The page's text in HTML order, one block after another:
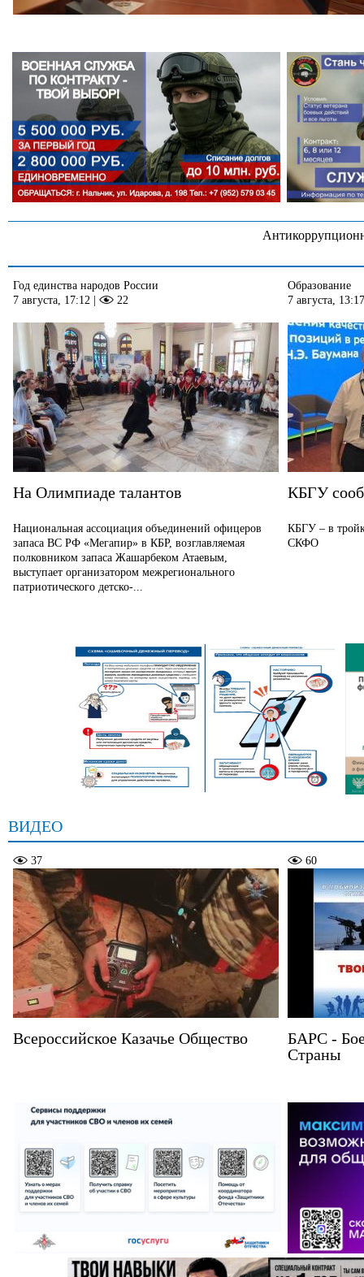
Год единства народов России
7 августа, 17:12 | 22
На Олимпиаде талантов
Национальная ассоциация объединений офицеров
запаса ВС РФ «Мегапир» в КБР, возглавляемая
полковником запаса Жашарбеком Атаевым,
выступает организатором межрегионального
патриотического детско-...
Образование
7 августа, 13:17
КБГУ
КБГУ – в
СКФО
ВИДЕО
37
Всероссийское Казачье Общество
60
БАРС -
Страны